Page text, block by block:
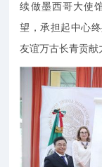
续做墨西哥大使
望，承担起中心
友谊万古长青贡献